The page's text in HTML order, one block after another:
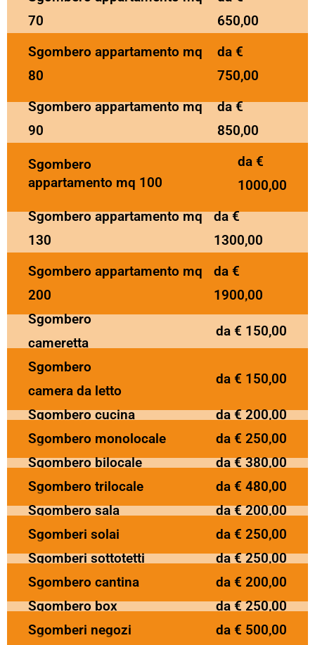
70
650,00
Sgombero appartamento mq
80
da €
750,00
Sgombero appartamento mq
90
da €
850,00
Sgombero
appartamento mq 100
da €
1000,00
Sgombero appartamento mq
130
da €
1300,00
Sgombero appartamento mq
200
da €
1900,00
Sgombero
cameretta
da € 150,00
Sgombero
camera da letto
da € 150,00
Sgombero cucina
da € 200,00
Sgombero monolocale
da € 250,00
Sgombero bilocale
da € 380,00
Sgombero trilocale
da € 480,00
Sgombero sala
da € 200,00
Sgomberi solai
da € 250,00
Sgomberi sottotetti
da € 250,00
Sgombero cantina
da € 200,00
Sgombero box
da € 250,00
Sgomberi negozi
da € 500,00